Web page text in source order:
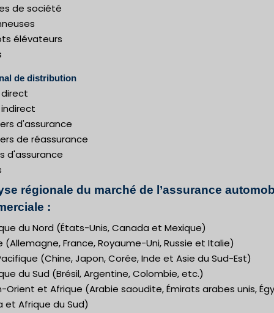
de société
élévateurs
de distribution
d'assurance
de réassurance
d'assurance
régionale du marché de l’assurance
:
du Nord (États-Unis, Canada et Mexique)
(Allemagne, France, Royaume-Uni, Russie et Italie)
(Chine, Japon, Corée, Inde et Asie du Sud-Est)
du Sud (Brésil, Argentine, Colombie, etc.)
Orient et Afrique (Arabie saoudite, Émirats arabes unis,
et Afrique du Sud)